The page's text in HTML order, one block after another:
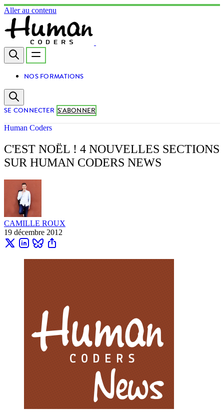
Aller au contenu
NOS FORMATIONS
SE CONNECTER S'ABONNER
Human Coders
C'EST NOËL ! 4 NOUVELLES SECTIONS
SUR HUMAN CODERS NEWS
CAMILLE ROUX
19 décembre 2012